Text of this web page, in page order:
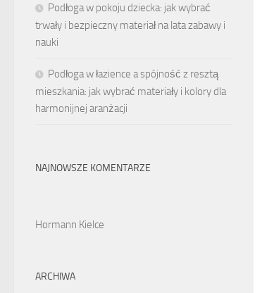
Podłoga w pokoju dziecka: jak wybrać
trwały i bezpieczny materiał na lata zabawy i
nauki
Podłoga w łazience a spójność z resztą
mieszkania: jak wybrać materiały i kolory dla
harmonijnej aranżacji
NAJNOWSZE KOMENTARZE
Hormann Kielce
ARCHIWA